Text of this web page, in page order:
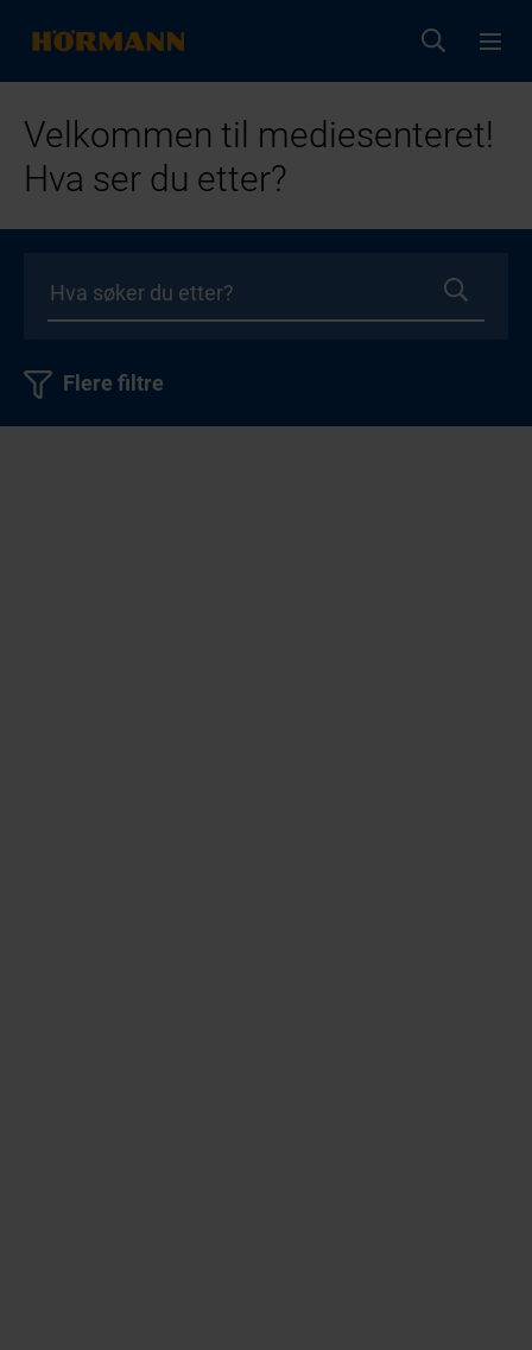
Velkommen til mediesenteret!
Hva ser du etter?
Flere filtre